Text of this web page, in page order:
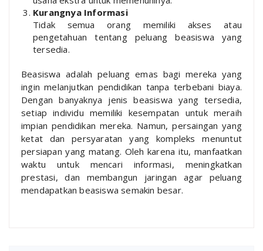
Kurangnya Informasi
Tidak semua orang memiliki akses atau
pengetahuan tentang peluang beasiswa yang
tersedia.
Beasiswa adalah peluang emas bagi mereka yang
ingin melanjutkan pendidikan tanpa terbebani biaya.
Dengan banyaknya jenis beasiswa yang tersedia,
setiap individu memiliki kesempatan untuk meraih
impian pendidikan mereka. Namun, persaingan yang
ketat dan persyaratan yang kompleks menuntut
persiapan yang matang. Oleh karena itu, manfaatkan
waktu untuk mencari informasi, meningkatkan
prestasi, dan membangun jaringan agar peluang
mendapatkan beasiswa semakin besar.